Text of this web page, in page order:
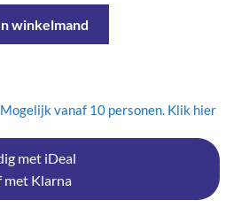
winkelmand
vanaf 10 personen. Klik hier
met iDeal
met Klarna